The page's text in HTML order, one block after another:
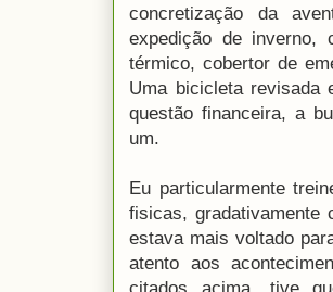
concretização da
expedição de inverno,
térmico, cobertor de
Uma bicicleta revisada
questão financeira, a
um.
Eu particularmente
fisicas, gradativamente
estava mais voltado
atento aos